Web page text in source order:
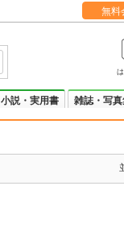
無料
小説・実用書 雑誌・写真